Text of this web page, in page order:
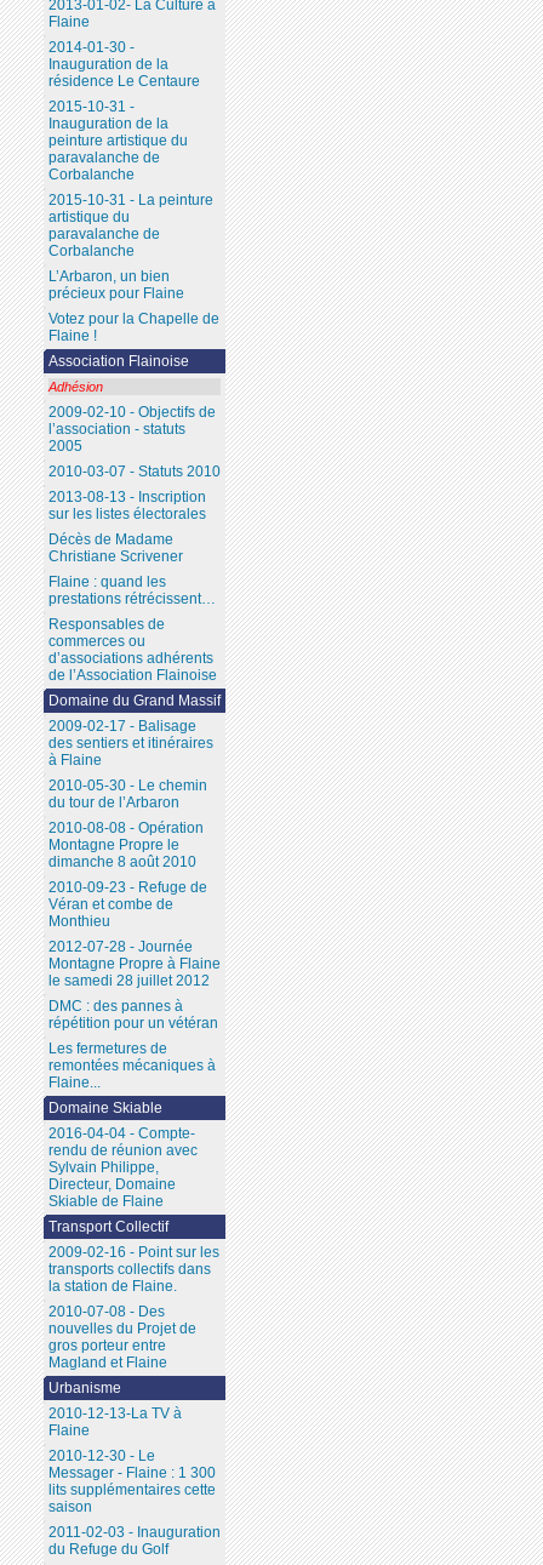
2013-01-02- La Culture à
Flaine
2014-01-30 -
Inauguration de la
résidence Le Centaure
2015-10-31 -
Inauguration de la
peinture artistique du
paravalanche de
Corbalanche
2015-10-31 - La peinture
artistique du
paravalanche de
Corbalanche
L’Arbaron, un bien
précieux pour Flaine
Votez pour la Chapelle de
Flaine !
Association Flainoise
Adhésion
2009-02-10 - Objectifs de
l’association - statuts
2005
2010-03-07 - Statuts 2010
2013-08-13 - Inscription
sur les listes électorales
Décès de Madame
Christiane Scrivener
Flaine : quand les
prestations rétrécissent…
Responsables de
commerces ou
d’associations adhérents
de l’Association Flainoise
Domaine du Grand Massif
2009-02-17 - Balisage
des sentiers et itinéraires
à Flaine
2010-05-30 - Le chemin
du tour de l’Arbaron
2010-08-08 - Opération
Montagne Propre le
dimanche 8 août 2010
2010-09-23 - Refuge de
Véran et combe de
Monthieu
2012-07-28 - Journée
Montagne Propre à Flaine
le samedi 28 juillet 2012
DMC : des pannes à
répétition pour un vétéran
Les fermetures de
remontées mécaniques à
Flaine...
Domaine Skiable
2016-04-04 - Compte-
rendu de réunion avec
Sylvain Philippe,
Directeur, Domaine
Skiable de Flaine
Transport Collectif
2009-02-16 - Point sur les
transports collectifs dans
la station de Flaine.
2010-07-08 - Des
nouvelles du Projet de
gros porteur entre
Magland et Flaine
Urbanisme
2010-12-13-La TV à
Flaine
2010-12-30 - Le
Messager - Flaine : 1 300
lits supplémentaires cette
saison
2011-02-03 - Inauguration
du Refuge du Golf